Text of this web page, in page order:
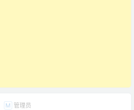
M 管理员